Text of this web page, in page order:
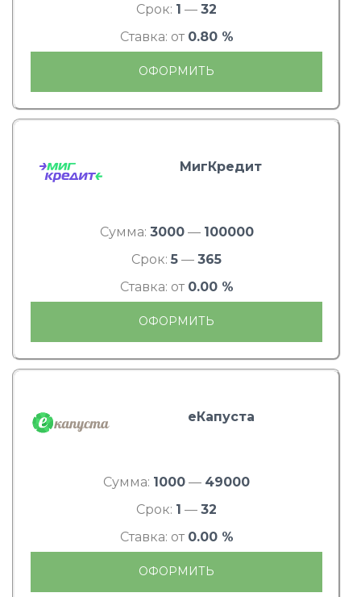
Срок: 1 — 32
Ставка: от 0.80 %
ОФОРМИТЬ
МигКредит
Сумма: 3000— 100000
Срок: 5 — 365
Ставка: от 0.00 %
ОФОРМИТЬ
еКапуста
Сумма: 1000 — 49000
Срок: 1 — 32
Ставка: от 0.00 %
ОФОРМИТЬ